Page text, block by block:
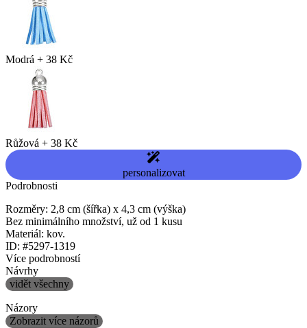
Modrá + 38 Kč
Růžová + 38 Kč
personalizovat
Podrobnosti
Rozměry: 2,8 cm (šířka) x 4,3 cm (výška)
Bez minimálního množství, už od 1 kusu
Materiál: kov.
ID: #5297-1319
Více podrobností
Návrhy
vidět všechny
Názory
Zobrazit více názorů